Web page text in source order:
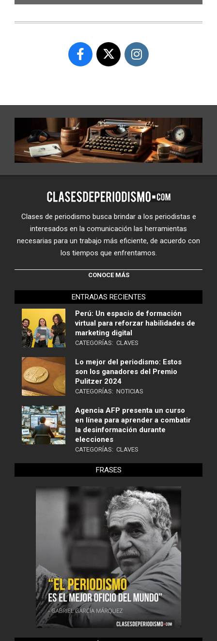
Clases de periodismo busca brindar a los periodistas e
interesados en la comunicación las herramientas
necesarias para un trabajo más eficiente, de acuerdo con
los tiempos que enfrentamos.
CONOCE MÁS
ENTRADAS RECIENTES
Perú: Un espacio de formación
virtual para reforzar habilidades de
marketing digital
CATEGORÍAS: CLAVES
Lo mejor del periodismo: Estos
son los ganadores del Premio
Pulitzer 2024
CATEGORÍAS: NOTICIAS
Agencia AFP presenta un curso
en línea para aprender a combatir
la desinformación durante
elecciones
CATEGORÍAS: CLAVES
FRASES